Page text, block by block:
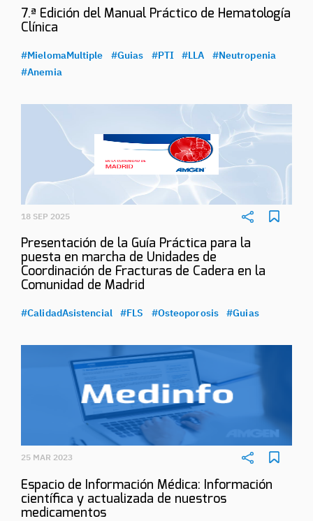
7.ª Edición del Manual Práctico de Hematología
Clínica
#MielomaMultiple #Guias #PTI #LLA
#Neutropenia
#Anemia
18 SEP 2025
Presentación de la Guía Práctica para la
puesta en marcha de Unidades de
Coordinación de Fracturas de Cadera en la
Comunidad de Madrid
#CalidadAsistencial #FLS #Osteoporosis #Guias
25 MAR 2023
Espacio de Información Médica: Información
científica y actualizada de nuestros
medicamentos